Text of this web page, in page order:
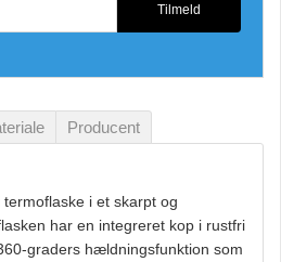
Tilmeld
Producent
i et skarpt og
har en integreret kop i rustfri
graders hældningsfunktion som